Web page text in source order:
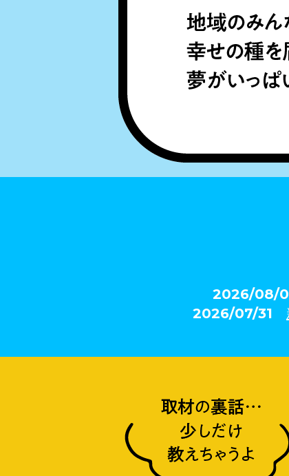
2026/08/
2026/07/31